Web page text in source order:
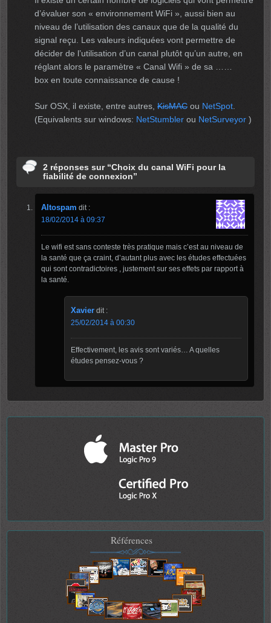
d’évaluer son « environnement WiFi », aussi bien au
niveau de l’utilisation des canaux que de la qualité du
signal reçu. Les valeurs indiquées vont permettre de
décider de l’utilisation d’un canal plutôt qu’un autre, en
réglant alors le paramètre « Canal Wifi » de sa ……
box en toute connaissance de cause !
Sur OSX, il existe, entre autres, KisMAC ou NetSpot
(Equivalents sur windows: NetStumbler ou NetSurveyor )
2 réponses sur “Choix du canal WiFi pour la
fiabilité de connexion”
Altospam dit :
18/02/2014 à 09:37
Le wifi est sans conteste très pratique mais c’est au niveau de
la santé que ça craint, d’autant plus avec les études effectuées
qui sont contradictoires , justement sur ses effets par rapport à
la santé.
Xavier dit :
25/02/2014 à 00:30
Effectivement, les avis sont variés… A quelles
études pensez-vous ?
Références